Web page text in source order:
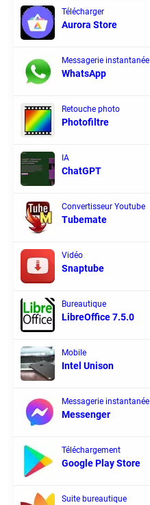
Télécharger
Aurora Store
Messagerie instantanée
WhatsApp
Retouche photo
Photofiltre
IA
ChatGPT
Convertisseur Youtube
Tubemate
Vidéo
Snaptube
Bureautique
LibreOffice 7.5.0
Mobile
Intel Unison
Messagerie instantanée
Messenger
Téléchargement
Google Play Store
Suite bureautique